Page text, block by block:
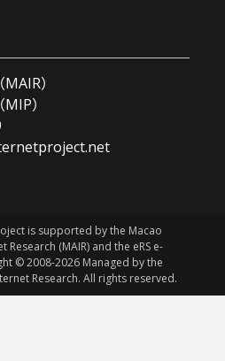
）
）
is supported by the Macao
(MAIR) and the eRS e-
© 2008-2026 Managed by the
Research. All rights reserved.